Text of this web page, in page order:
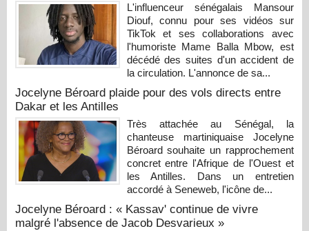
L'influenceur sénégalais Mansour
Diouf, connu pour ses vidéos sur
TikTok et ses collaborations avec
l'humoriste Mame Balla Mbow, est
décédé des suites d'un accident de
la circulation. L'annonce de sa...
Jocelyne Béroard plaide pour des vols directs entre
Dakar et les Antilles
Très attachée au Sénégal, la
chanteuse martiniquaise Jocelyne
Béroard souhaite un rapprochement
concret entre l'Afrique de l'Ouest et
les Antilles. Dans un entretien
accordé à Seneweb, l'icône de...
Jocelyne Béroard : « Kassav' continue de vivre
malgré l'absence de Jacob Desvarieux »